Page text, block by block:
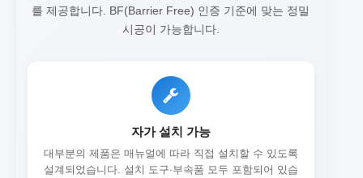
를 제공합니다. BF(Barrier Free) 인증 기준에 맞는 정밀
시공이 가능합니다.
자가 설치 가능
대부분의 제품은 매뉴얼에 따라 직접 설치할 수 있도록
설계되었습니다. 설치 도구·부속품 모두 포함되어 있습